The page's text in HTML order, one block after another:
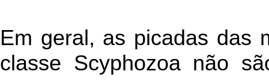
Em geral, as picadas das
classe Scyphozoa não